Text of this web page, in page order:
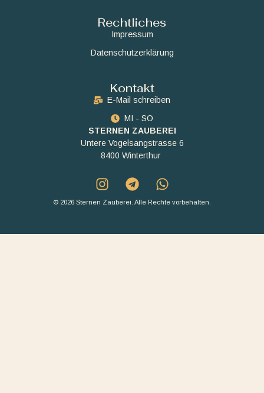
Rechtliches
Impressum
Datenschutzerklärung
Kontakt
E-Mail schreiben
MI - SO
STERNEN ZAUBEREI
Untere Vogelsangstrasse 6
8400 Winterthur
© 2026 Sternen Zauberei. Alle Rechte vorbehalten.